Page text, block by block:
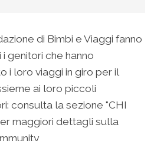
di Bimbi e Viaggi fanno
genitori che hanno
i loro viaggi in giro per il
ai loro piccoli
consulta la sezione "CHI
maggiori dettagli sulla